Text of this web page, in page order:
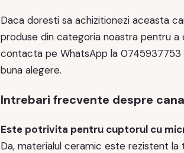
Daca doresti sa achizitionezi aceasta
produse din categoria noastra pentru
contacta pe WhatsApp la 0745937753
buna alegere.
Intrebari frecvente despre
Este potrivita pentru cuptorul cu
Da, materialul ceramic este rezistent